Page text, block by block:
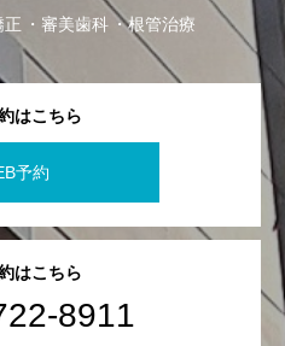
正 審美歯科 根管治療
はこちら
予約
はこちら
8911